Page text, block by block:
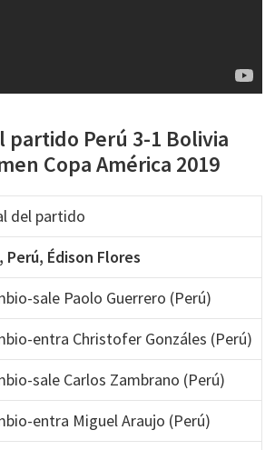
partido Perú 3-1 Bolivia
Copa América 2019
del partido
Perú, Édison Flores
sale Paolo Guerrero (Perú)
entra Christofer Gonzáles (Perú)
sale Carlos Zambrano (Perú)
entra Miguel Araujo (Perú)